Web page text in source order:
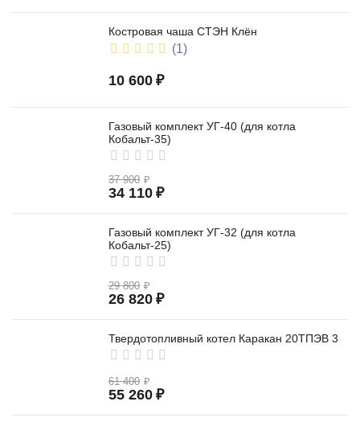
Костровая чаша СТЭН Клён
(1)
10 600 ₽
Газовый комплект УГ-40 (для котла
Кобальт-35)
37 900 ₽
34 110 ₽
Газовый комплект УГ-32 (для котла
Кобальт-25)
29 800 ₽
26 820 ₽
Твердотопливный котел Каракан 20ТПЭВ 3
61 400 ₽
55 260 ₽